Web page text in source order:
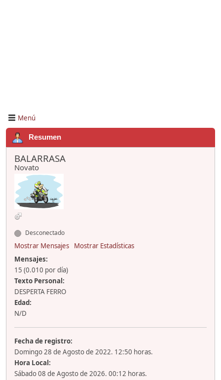
Menú
Resumen
BALARRASA
Novato
Desconectado
Mostrar Mensajes
Mostrar Estadísticas
Mensajes:
15 (0.010 por día)
Texto Personal:
DESPERTA FERRO
Edad:
N/D
Fecha de registro:
Domingo 28 de Agosto de 2022. 12:50 horas.
Hora Local:
Sábado 08 de Agosto de 2026. 00:12 horas.